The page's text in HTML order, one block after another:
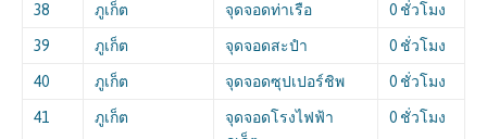
38 ภูเก็ต จุดจอดท่าเรือ 0 ชั่วโมง
39 ภูเก็ต จุดจอดสะปำ 0 ชั่วโมง
40 ภูเก็ต จุดจอดซุปเปอร์ชิพ 0 ชั่วโมง
41 ภูเก็ต
จุดจอดโรงไฟฟ้า
0 ชั่วโมง